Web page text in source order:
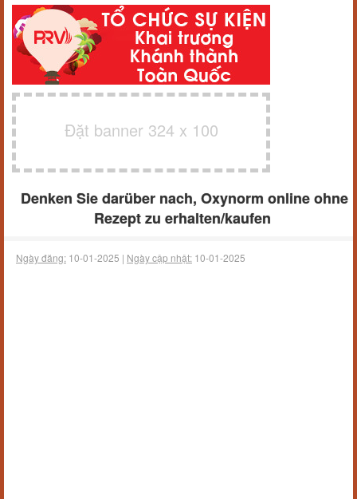
Đặt banner 324 x 100
Denken Sie darüber nach, Oxynorm online ohne
Rezept zu erhalten/kaufen
Ngày đăng: 10-01-2025 | Ngày cập nhật: 10-01-2025